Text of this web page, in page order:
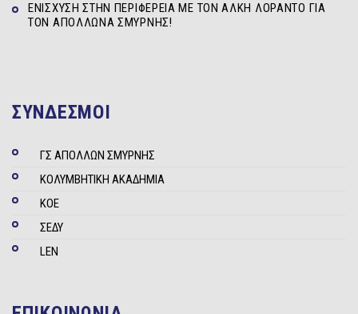
ΕΝΊΣΧΥΣΗ ΣΤΗΝ ΠΕΡΙΦΈΡΕΙΑ ΜΕ ΤΟΝ ΆΛΚΗ ΛΟΡΆΝΤΟ ΓΙΑ
ΤΟΝ ΑΠΌΛΛΩΝΑ ΣΜΎΡΝΗΣ!
ΣΥΝΔΕΣΜΟΙ
ΓΣ ΑΠΟΛΛΩΝ ΣΜΥΡΝΗΣ
ΚΟΛΥΜΒΗΤΙΚΗ ΑΚΑΔΗΜΙΑ
ΚΟΕ
ΣΕΔΥ
LEN